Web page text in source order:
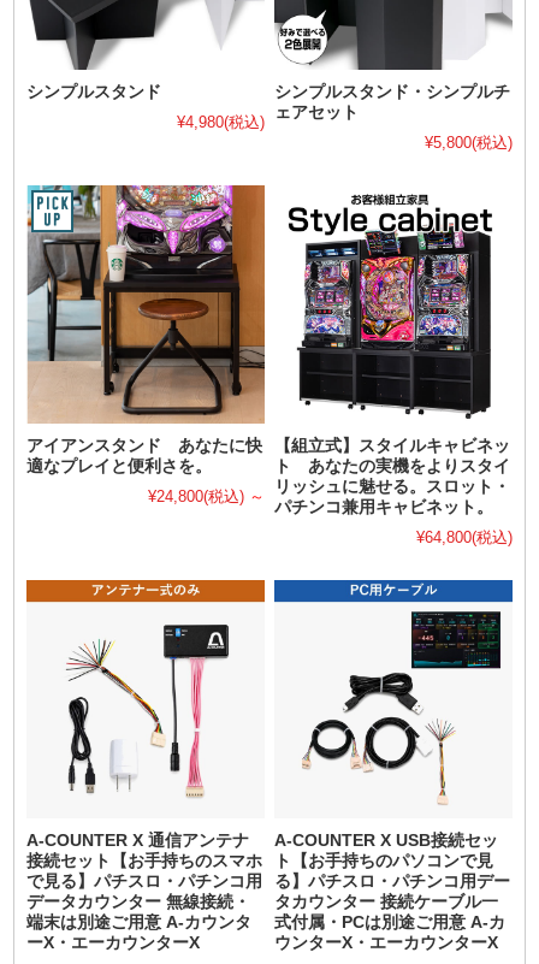
シンプルスタンド
¥4,980(税込)
シンプルスタンド・シンプルチ
ェアセット
¥5,800(税込)
アイアンスタンド あなたに快
適なプレイと便利さを。
¥24,800(税込) ～
【組立式】スタイルキャビネッ
ト あなたの実機をよりスタイ
リッシュに魅せる。スロット・
パチンコ兼用キャビネット。
¥64,800(税込)
A-COUNTER X 通信アンテナ
接続セット【お手持ちのスマホ
で見る】パチスロ・パチンコ用
データカウンター 無線接続・
端末は別途ご用意 A-カウンタ
ーX・エーカウンターX
A-COUNTER X USB接続セッ
ト【お手持ちのパソコンで見
る】パチスロ・パチンコ用デー
タカウンター 接続ケーブル一
式付属・PCは別途ご用意 A-カ
ウンターX・エーカウンターX